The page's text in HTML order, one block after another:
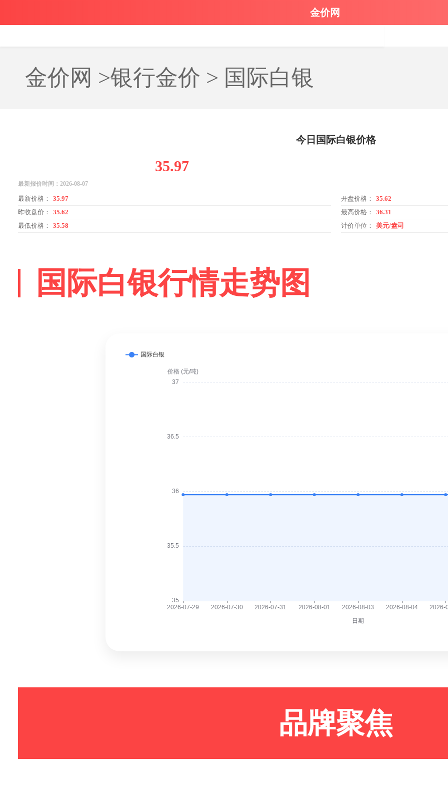
金价网
金价网 >银行金价 > 国际白银
今日国际白银价格
35.97
最新报价时间： 2026-08-07
最新价格： 35.97 开盘价格：
35.62
昨收盘价：
35.62 最高价格：
36.31
最低价格：
35.58 计价单位： 美元/盎司
国际白银行情走势图
品牌聚焦